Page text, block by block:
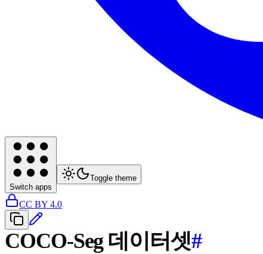
Switch apps
Toggle theme
CC BY 4.0
COCO-Seg 데이터셋#